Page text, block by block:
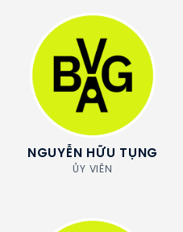
NGUYỄN HỮU TỤNG
ỦY VIÊN